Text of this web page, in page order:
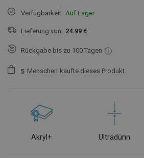
Verfügbarkeit: Auf Lager
Lieferung von: 24.99 €
Rückgabe bis zu 100 Tagen
5 Menschen kaufte dieses Produkt.
Akryl+ Ultradünn